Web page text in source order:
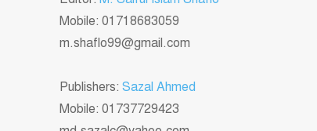
Mobile: 01718683059
m.shaflo99@gmail.com
Publishers: Sazal Ahmed
Mobile: 01737729423